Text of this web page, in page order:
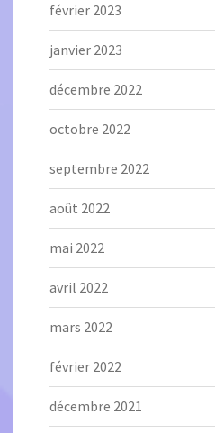
février 2023
janvier 2023
décembre 2022
octobre 2022
septembre 2022
août 2022
mai 2022
avril 2022
mars 2022
février 2022
décembre 2021